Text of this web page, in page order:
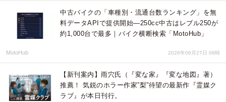
中古バイクの「車種別・流通台数ランキング」を無
料データAPIで提供開始―250cc中古はレブル250が
約1,000台で最多｜バイク横断検索「MotoHub」
MotoHub 2026年06月27日 08時
【新刊案内】雨穴氏（『変な家』『変な地図』著）
推薦！ 気鋭のホラー作家”梨”待望の最新作『霊媒ク
ラブ』が本日刊行。